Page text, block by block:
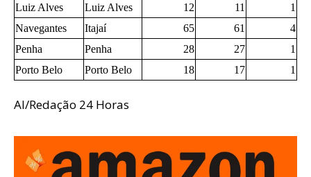
Luiz Alves
Luiz Alves 12 11
1
Navegantes
Itajaí 65 61
4
Penha
Penha 28 27
1
Porto Belo
Porto Belo 18 17 1
AI/Redação 24 Horas